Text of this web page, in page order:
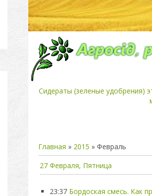
Сидераты (зеленые удобрения)
Главная » 2015 » Февраль
27 Февраля, Пятница
23:37 Бордоская смесь. Как